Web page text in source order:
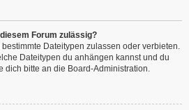
Forum zulässig?
Dateitypen zulassen oder verbieten.
Dateitypen du anhängen kannst und du
dich bitte an die Board-Administration.